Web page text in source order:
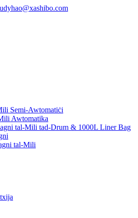
Semi-Awtomatiċi
Awtomatika
tal-Mili tad-Drum & 1000L Liner Bag
tal-Mili